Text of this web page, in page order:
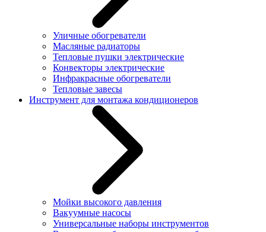
Уличные обогреватели
Масляные радиаторы
Тепловые пушки электрические
Конвекторы электрические
Инфракрасные обогреватели
Тепловые завесы
Инструмент для монтажа кондиционеров
Мойки высокого давления
Вакуумные насосы
Универсальные наборы инструментов